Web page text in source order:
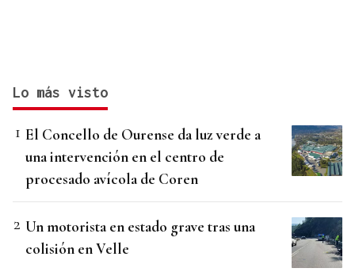
Lo más visto
El Concello de Ourense da luz verde a
una intervención en el centro de
procesado avícola de Coren
Un motorista en estado grave tras una
colisión en Velle